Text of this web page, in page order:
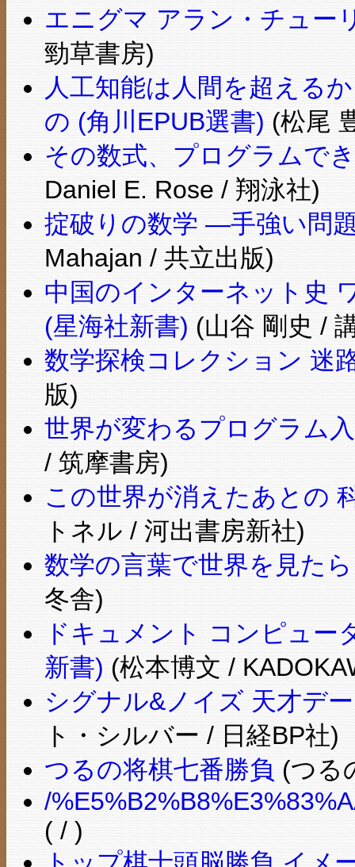
エニグマ アラン・チュー
勁草書房)
人工知能は人間を超える
の (角川EPUB選書) (松尾
その数式、プログラムで
Daniel E. Rose / 翔泳社)
掟破りの数学 ―手強い問
Mahajan / 共立出版)
中国のインターネット史
(星海社新書) (山谷 剛史 /
数学探検コレクション 迷
版)
世界が変わるプログラム
/ 筑摩書房)
この世界が消えたあとの
トネル / 河出書房新社)
数学の言葉で世界を見た
冬舎)
ドキュメント コンピュー
新書) (松本博文 /
シグナル&ノイズ 天才デ
ト・シルバー / 日経BP社)
つるの将棋七番勝負 (つる
/
( / )